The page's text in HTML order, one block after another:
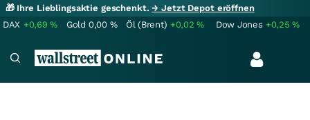
🎁 Ihre Lieblingsaktie geschenkt.→ Jetzt Depot eröffnen
DAX +0,69% Gold 0,00 % Öl (Brent) +0,02% Dow Jones +0,25%